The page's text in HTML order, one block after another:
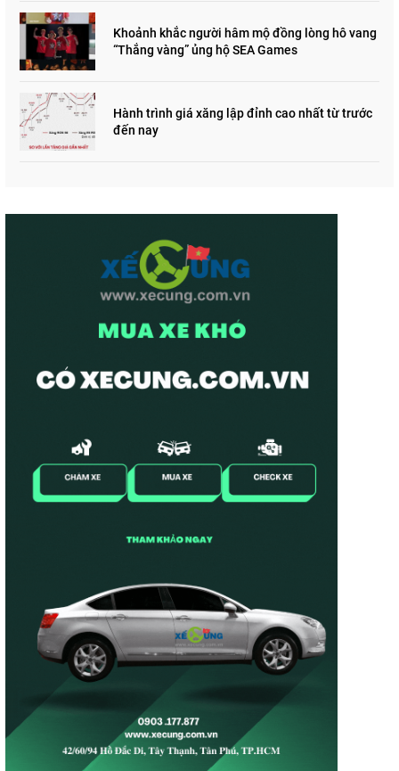
Khoảnh khắc người hâm mộ đồng lòng hô vang
“Thắng vàng” ủng hộ SEA Games
Hành trình giá xăng lập đỉnh cao nhất từ trước
đến nay